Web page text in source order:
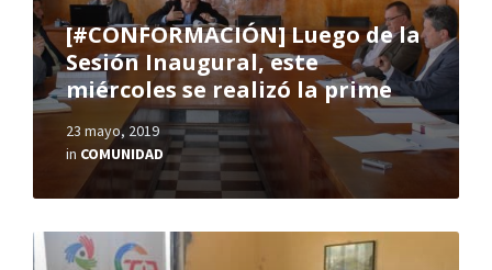
[#CONFORMACIÓN] Luego de la
Sesión Inaugural, este
miércoles se realizó la prime
23 mayo, 2019
in COMUNIDAD